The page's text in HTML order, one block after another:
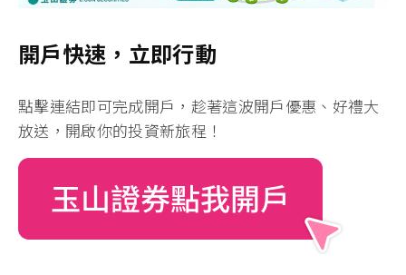
開戶快速，立即行動
點擊連結即可完成開戶 ，趁著這波開戶優惠、好禮大
放送，開啟你的投資新旅程！